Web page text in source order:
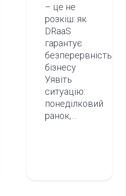
– це не
розкіш: як
DRaaS
гарантує
безперервність
бізнесу
Уявіть
ситуацію:
понеділковий
ранок,…